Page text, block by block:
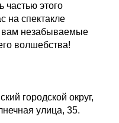
частью этого
на спектакле
вам незабываемые
волшебства!
городской округ,
улица, 35.